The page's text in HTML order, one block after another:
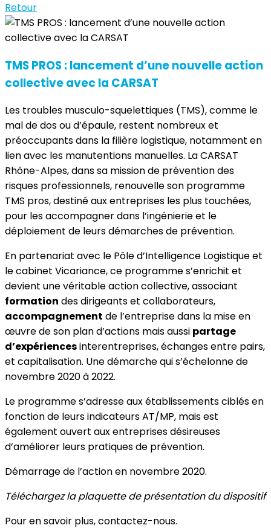
Retour
TMS PROS : lancement d’une nouvelle action
collective avec la CARSAT
Les troubles musculo-squelettiques (TMS), comme le
mal de dos ou d’épaule, restent nombreux et
préoccupants dans la filière logistique, notamment en
lien avec les manutentions manuelles. La CARSAT
Rhône-Alpes, dans sa mission de prévention des
risques professionnels, renouvelle son programme
TMS pros, destiné aux entreprises les plus touchées,
pour les accompagner dans l’ingénierie et le
déploiement de leurs démarches de prévention.
En partenariat avec le Pôle d’Intelligence Logistique et
le cabinet Vicariance, ce programme s’enrichit et
devient une véritable action collective, associant
formation des dirigeants et collaborateurs,
accompagnement de l’entreprise dans la mise en
œuvre de son plan d’actions mais aussi partage
d’expériencesinterentreprises, échanges entre pairs,
et capitalisation. Une démarche qui s’échelonne de
novembre 2020 à 2022.
Le programme s’adresse aux établissements ciblés en
fonction de leurs indicateurs AT/MP, mais est
également ouvert aux entreprises désireuses
d’améliorer leurs pratiques de prévention.
Démarrage de l’action en novembre 2020.
Téléchargez la plaquette de présentation du dispositif
Pour en savoir plus, contactez-nous.